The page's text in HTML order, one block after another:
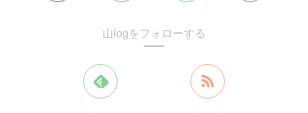
山logをフォローする